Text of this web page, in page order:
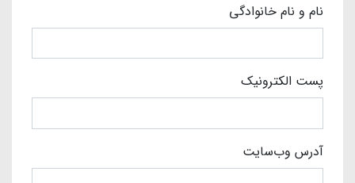
نام و نام خانوادگی
پست الکترونیک
آدرس وب‌سایت